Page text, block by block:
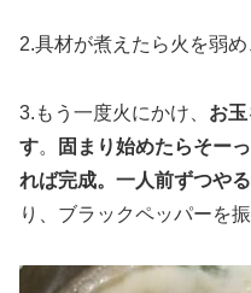
2.具材が煮えたら火を弱め
3.もう一度火にかけ、 お玉
す。
固まり始めたらそー
れば完成。一人前ずつや
り、ブラックペッパーを振